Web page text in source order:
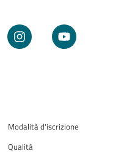
Modalità d'iscrizione
Qualità